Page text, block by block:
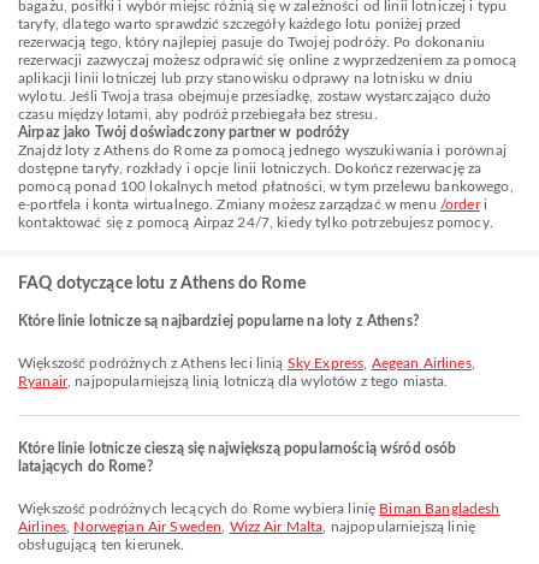
bagażu, posiłki i wybór miejsc różnią się w zależności od linii lotniczej i typu
taryfy, dlatego warto sprawdzić szczegóły każdego lotu poniżej przed
rezerwacją tego, który najlepiej pasuje do Twojej podróży. Po dokonaniu
rezerwacji zazwyczaj możesz odprawić się online z wyprzedzeniem za pomocą
aplikacji linii lotniczej lub przy stanowisku odprawy na lotnisku w dniu
wylotu. Jeśli Twoja trasa obejmuje przesiadkę, zostaw wystarczająco dużo
czasu między lotami, aby podróż przebiegała bez stresu.
Airpaz jako Twój doświadczony partner w podróży
Znajdź loty z Athens do Rome za pomocą jednego wyszukiwania i porównaj
dostępne taryfy, rozkłady i opcje linii lotniczych. Dokończ rezerwację za
pomocą ponad 100 lokalnych metod płatności, w tym przelewu bankowego,
e-portfela i konta wirtualnego. Zmiany możesz zarządzać w menu /orderi
kontaktować się z pomocą Airpaz 24/7, kiedy tylko potrzebujesz pomocy.
FAQ dotyczące lotu z Athens do Rome
Które linie lotnicze są najbardziej popularne na loty z Athens?
Większość podróżnych z Athens leci linią Sky Express Aegean Airlines,
Ryanair, najpopularniejszą linią lotniczą dla wylotów z tego miasta.
Które linie lotnicze cieszą się największą popularnością wśród osób
latających do Rome?
Większość podróżnych lecących do Rome wybiera linię Biman Bangladesh
Airlines Norwegian Air Sweden Wizz Air Malta , najpopularniejszą linię
obsługującą ten kierunek.